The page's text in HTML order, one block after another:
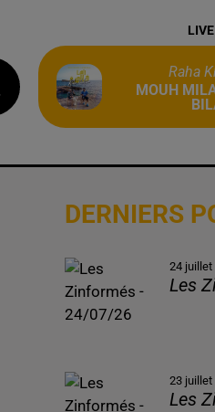
Raha
MOUH
DERNIERS
24 juillet
Les
23 juillet
Les